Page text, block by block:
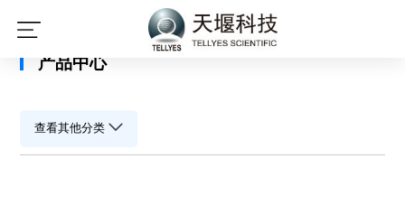
产品中心
查看其他分类